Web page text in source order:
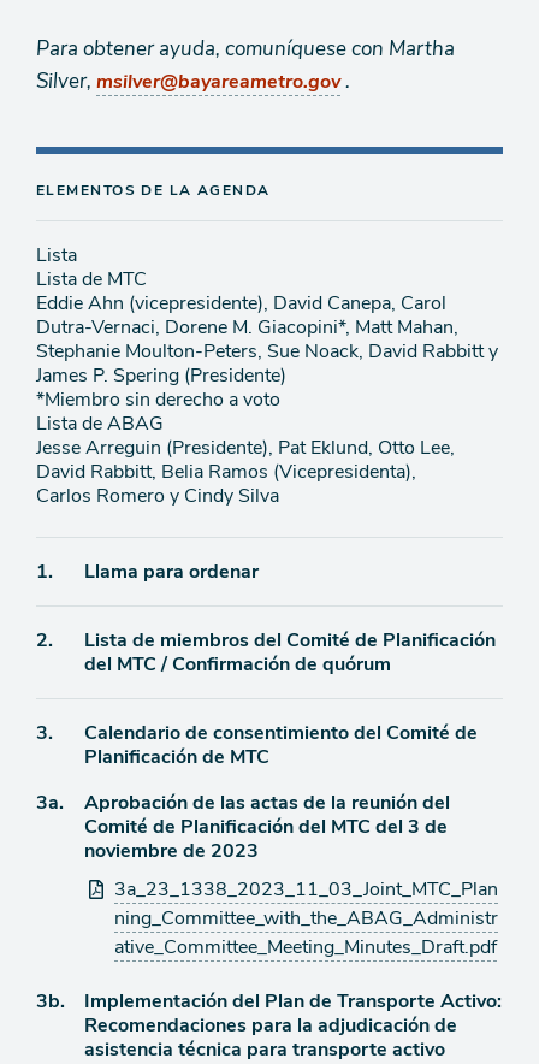
Para obtener ayuda, comuníquese con Martha
Silver, msilver@bayareametro.gov.
ELEMENTOS DE LA AGENDA
Lista
Lista de MTC
Eddie Ahn (vicepresidente), David Canepa, Carol
Dutra-Vernaci, Dorene M. Giacopini*, Matt Mahan,
Stephanie Moulton-Peters, Sue Noack, David Rabbitt y
James P. Spering (Presidente)
*Miembro sin derecho a voto
Lista de ABAG
Jesse Arreguin (Presidente), Pat Eklund, Otto Lee,
David Rabbitt, Belia Ramos (Vicepresidenta),
Carlos Romero y Cindy Silva
Ítem
agenda
1. Llama para ordenar
Ítem
2.
Lista de miembros del Comité de Planificación
del MTC / Confirmación de quórum
Ítem
agenda
3.
Calendario de consentimiento del Comité de
Planificación de MTC
Ítem
agenda
3a.
Aprobación de las actas de la reunión del
Comité de Planificación del MTC del 3 de
noviembre de 2023
Archivos
adjuntos
3a_23_1338_2023_11_03_Joint_MTC_Plan
ning_Committee_with_the_ABAG_Administr
ative_Committee_Meeting_Minutes_Draft.pdf
Ítem
3b.
Implementación del Plan de Transporte Activo:
Recomendaciones para la adjudicación de
asistencia técnica para transporte activo